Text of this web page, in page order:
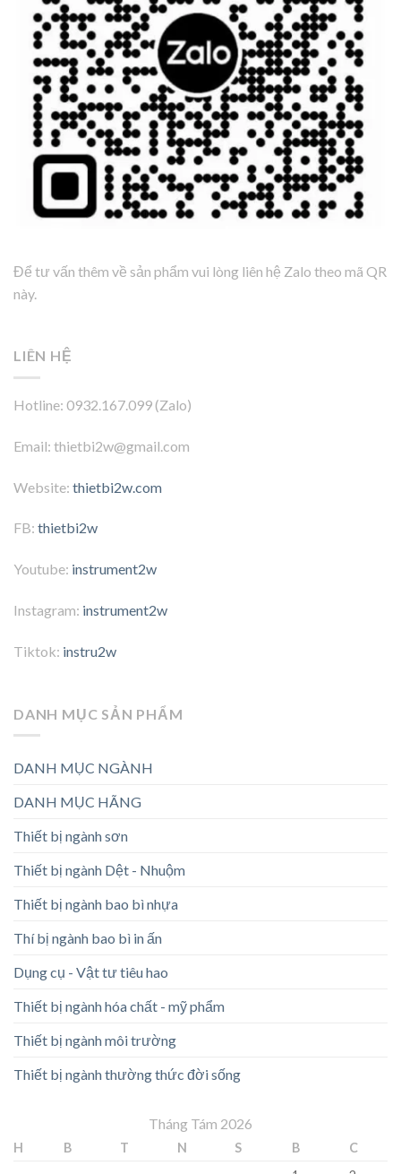
Để tư vấn thêm về sản phẩm vui lòng liên hệ Zalo theo mã QR
này.
LIÊN HỆ
Hotline: 0932.167.099 (Zalo)
Email: thietbi2w@gmail.com
Website: thietbi2w.com
FB: thietbi2w
Youtube: instrument2w
Instagram: instrument2w
Tiktok: instru2w
DANH MỤC SẢN PHẨM
DANH MỤC NGÀNH
DANH MỤC HÃNG
Thiết bị ngành sơn
Thiết bị ngành Dệt - Nhuộm
Thiết bị ngành bao bì nhựa
Thí bị ngành bao bì in ấn
Dụng cụ - Vật tư tiêu hao
Thiết bị ngành hóa chất - mỹ phẩm
Thiết bị ngành môi trường
Thiết bị ngành thường thức đời sống
Tháng Tám 2026
H B T N S B
C